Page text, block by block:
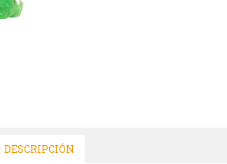
DESCRIPCIÓN